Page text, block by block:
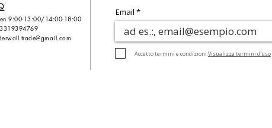
9:00-13:00/14:00-18:00
Email
Accetto termini e condizioni Visualizza termini d'uso